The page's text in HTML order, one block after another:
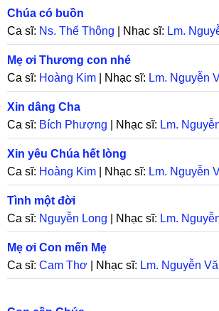
Chúa có buồn
Ca sĩ: Ns. Thế Thông | Nhạc sĩ: Lm.
Mẹ ơi Thương con nhé
Ca sĩ: Hoàng Kim | Nhạc sĩ: Lm. Nguyễn
Xin dâng Cha
Ca sĩ: Bích Phượng | Nhạc sĩ: Lm.
Xin yêu Chúa hết lòng
Ca sĩ: Hoàng Kim | Nhạc sĩ: Lm. Nguyễn
Tình một đời
Ca sĩ: Nguyễn Long | Nhạc sĩ: Lm.
Mẹ ơi Con mến Mẹ
Ca sĩ: Cam Thơ | Nhạc sĩ: Lm. Nguyễn